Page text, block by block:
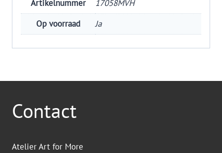
Artikelnummer
17058MVH
Op voorraad
Ja
Contact
Atelier Art for More